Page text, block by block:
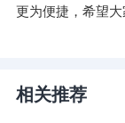
更为便捷，希望大
相关推荐